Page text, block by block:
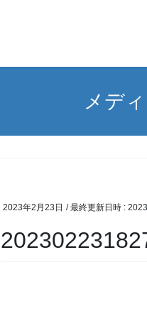
メデ
2023年2月23日 / 最終更新日時 :